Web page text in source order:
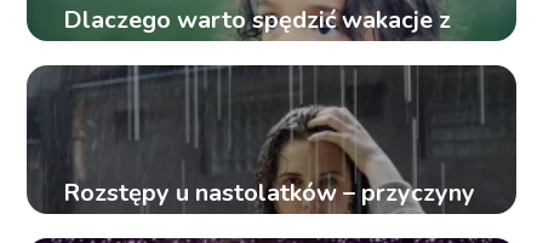
Dlaczego warto spędzić wakacje z
dzieckiem nad morzem?
Rozstępy u nastolatków – przyczyny
i metody zwalczania